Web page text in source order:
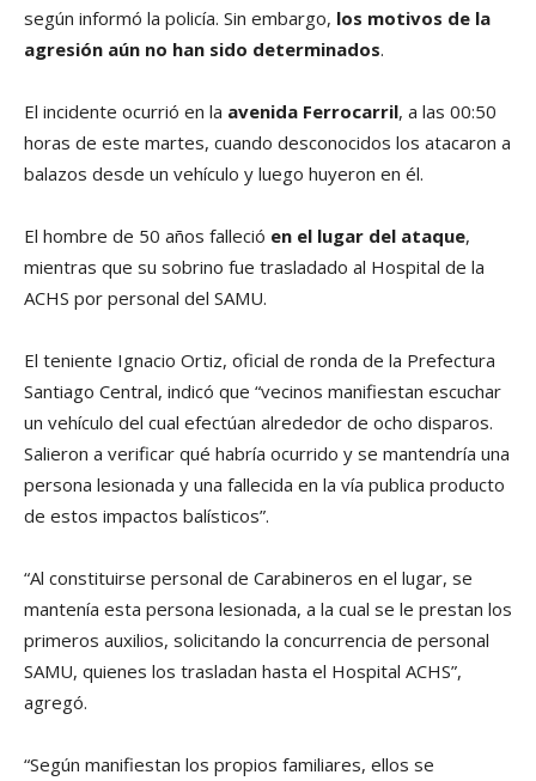
según informó la policía. Sin embargo, los motivos de la
agresión aún no han sido determinados.
El incidente ocurrió en la avenida Ferrocarril, a las 00:50
horas de este martes, cuando desconocidos los atacaron a
balazos desde un vehículo y luego huyeron en él.
El hombre de 50 años falleció en el lugar del ataque,
mientras que su sobrino fue trasladado al Hospital de la
ACHS por personal del SAMU.
El teniente Ignacio Ortiz, oficial de ronda de la Prefectura
Santiago Central, indicó que “vecinos manifiestan escuchar
un vehículo del cual efectúan alrededor de ocho disparos.
Salieron a verificar qué habría ocurrido y se mantendría una
persona lesionada y una fallecida en la vía publica producto
de estos impactos balísticos”.
“Al constituirse personal de Carabineros en el lugar, se
mantenía esta persona lesionada, a la cual se le prestan los
primeros auxilios, solicitando la concurrencia de personal
SAMU, quienes los trasladan hasta el Hospital ACHS”,
agregó.
“Según manifiestan los propios familiares, ellos se